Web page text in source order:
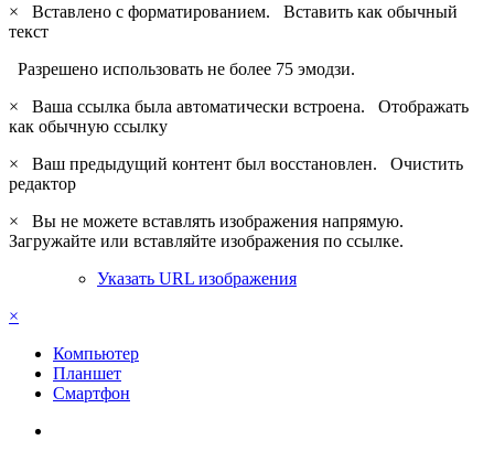
×
Вставлено с форматированием. Вставить как обычный
текст
Разрешено использовать не более 75 эмодзи.
×
Ваша ссылка была автоматически встроена. Отображать
как обычную ссылку
×
Ваш предыдущий контент был восстановлен. Очистить
редактор
×
Вы не можете вставлять изображения напрямую.
Загружайте или вставляйте изображения по ссылке.
Указать URL изображения
×
Компьютер
Планшет
Смартфон